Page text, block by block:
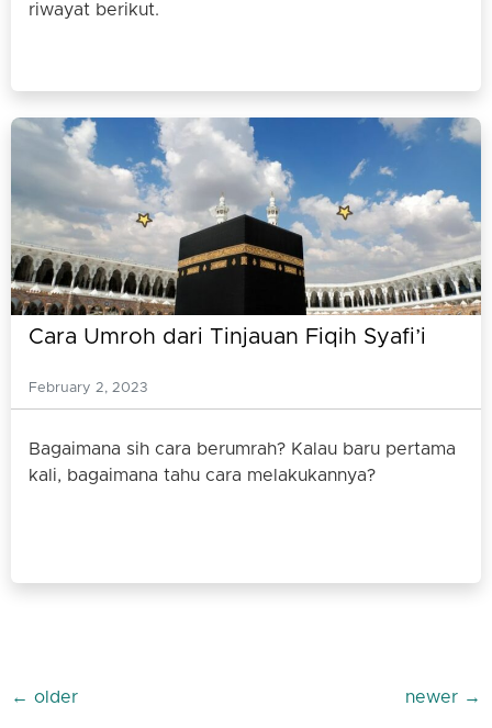
riwayat berikut.
Cara Umroh dari Tinjauan Fiqih Syafi’i
February 2, 2023
Bagaimana sih cara berumrah? Kalau baru pertama
kali, bagaimana tahu cara melakukannya?
← older newer →